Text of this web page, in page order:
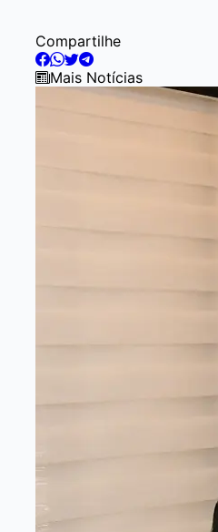
Compartilhe
Mais Notícias